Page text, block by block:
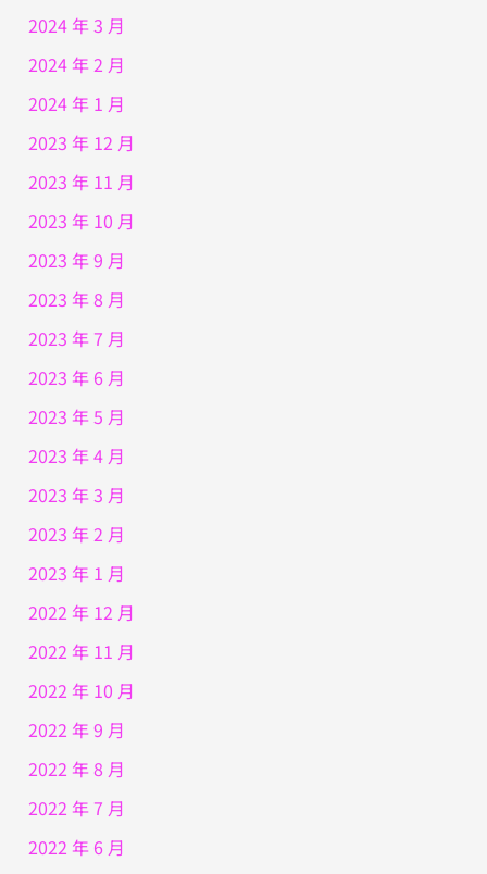
2024 年 3 月
2024 年 2 月
2024 年 1 月
2023 年 12 月
2023 年 11 月
2023 年 10 月
2023 年 9 月
2023 年 8 月
2023 年 7 月
2023 年 6 月
2023 年 5 月
2023 年 4 月
2023 年 3 月
2023 年 2 月
2023 年 1 月
2022 年 12 月
2022 年 11 月
2022 年 10 月
2022 年 9 月
2022 年 8 月
2022 年 7 月
2022 年 6 月